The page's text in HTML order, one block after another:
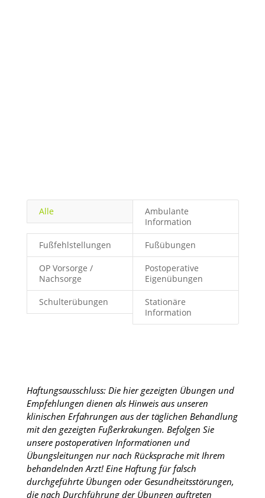
Alle
Ambulante
Information
Fußfehlstellungen Fußübungen
OP Vorsorge /
Nachsorge
Postoperative
Eigenübungen
Schulterübungen
Stationäre
Information
Haftungsausschluss: Die hier gezeigten Übungen und
Empfehlungen dienen als Hinweis aus unseren
klinischen Erfahrungen aus der täglichen Behandlung
mit den gezeigten Fußerkrakungen. Befolgen Sie
unsere postoperativen Informationen und
Übungsleitungen nur nach Rücksprache mit Ihrem
behandelnden Arzt! Eine Haftung für falsch
durchgeführte Übungen oder Gesundheitsstörungen,
die nach Durchführung der Übungen auftreten